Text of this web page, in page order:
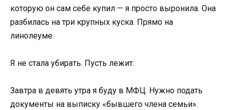
которую он сам себе купил — я просто выронила. Она
разбилась на три крупных куска. Прямо на
линолеуме.
Я не стала убирать. Пусть лежит.
Завтра в девять утра я буду в МФЦ. Нужно подать
документы на выписку «бывшего члена семьи».